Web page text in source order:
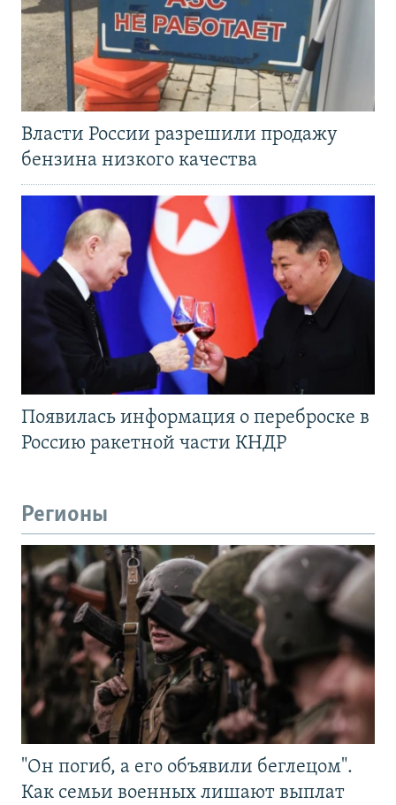
Власти России разрешили продажу
бензина низкого качества
Появилась информация о переброске в
Россию ракетной части КНДР
Регионы
"Он погиб, а его объявили беглецом".
Как семьи военных лишают выплат